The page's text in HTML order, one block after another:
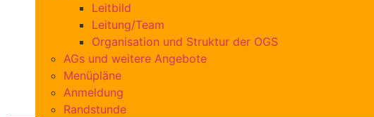
Leitbild
Leitung/Team
Organisation und Struktur der OGS
AGs und weitere Angebote
Menüpläne
Anmeldung
Randstunde